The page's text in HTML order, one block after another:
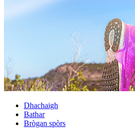
Dhachaigh
Bathar
Brògan spòrs